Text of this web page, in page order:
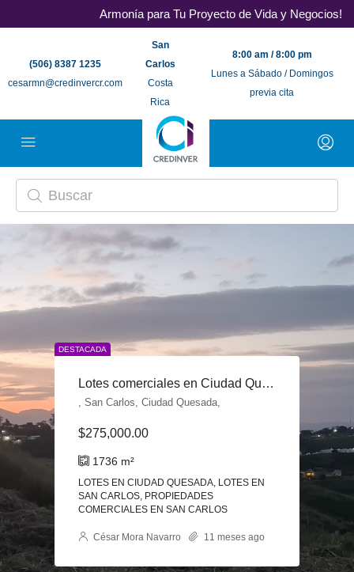
Armonía para Tu Proyecto de Vida y Negocios!
(506) 8387 1235
cesarmn@credinvercr.com
San
Carlos
Costa
Rica
8:00 am / 8:00 pm
Lunes a Sábado / Domingos
previa cita
DESTACADA
Buona Vita Residencias. Casas en Venta en San Carlos
, San Carlos, Ciudad Quesada,
$26,900.00
208m²
CASAS EN SAN CARLOS, LOTES EN SAN
CARLOS
César Mora Navarro